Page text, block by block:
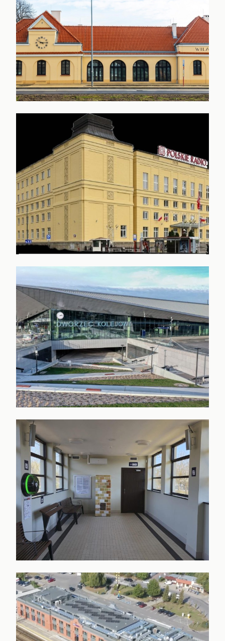
DAWNY BUDYNEK KOLEI WILANOWSKIEJ
POLSKIE RADIO
PKP OLSZTYN GŁÓWNY
PKP ZĄBKI